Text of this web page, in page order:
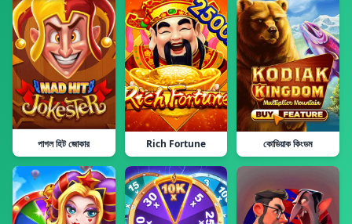
পাগল হিট জোকার Rich Fortune কোডিয়াক কিংডম